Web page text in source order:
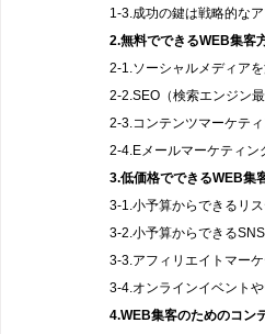
1-3.成功の鍵は戦略的な
2.無料でできるWEB集客
2-1.ソーシャルメディア
2-2.SEO（検索エンジン
2-3.コンテンツマーケテ
2-4.Eメールマーケティン
3.低価格でできるWEB集
3-1.小予算からできるリ
3-2.小予算からできる
3-3.アフィリエイトマー
3-4.オンラインイベント
4.WEB集客のためのコン